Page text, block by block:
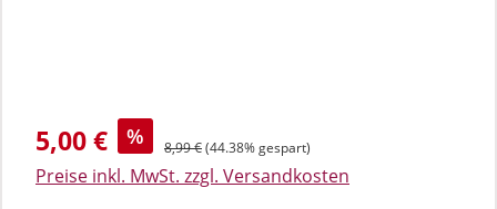
Verkaufspreis:
5,00 € % Regulärer Preis:
8,99 €(44.38% gespart)
Preise inkl. MwSt. zzgl. Versandkosten